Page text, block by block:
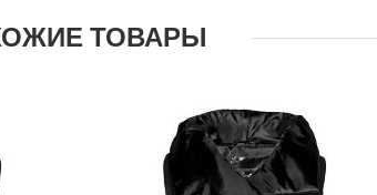
ТОВАРЫ